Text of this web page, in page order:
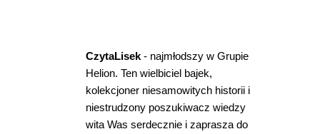
CzytaLisek - najmłodszy w Grupie
Helion. Ten wielbiciel bajek,
kolekcjoner niesamowitych historii i
niestrudzony poszukiwacz wiedzy
wita Was serdecznie i zaprasza do